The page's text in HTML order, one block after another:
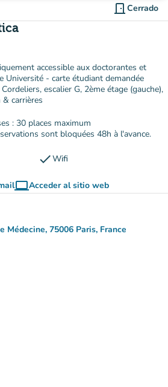
door_front Cerrado
accessible aux doctorantes et
Université - carte étudiant demandée
escalier G, 2ème étage (gauche),
carrières
: 30 places maximum
sont bloquées 48h à l'avance.
checkWifi
computerAcceder al sitio web
(nueva pestaña)
Médecine, 75006 Paris, France
(abrir en Google Maps)
(nueva pestaña)